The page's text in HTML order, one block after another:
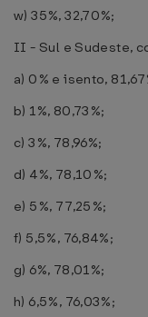
w) 35%, 32,70%;
II - Sul e Sudeste,
a) 0% e isento,
b) 1%, 80,73%;
c) 3%, 78,96%;
d) 4%, 78,10%;
e) 5%, 77,25%;
f) 5,5%, 76,84%;
g) 6%, 78,01%;
h) 6,5%, 76,03%;